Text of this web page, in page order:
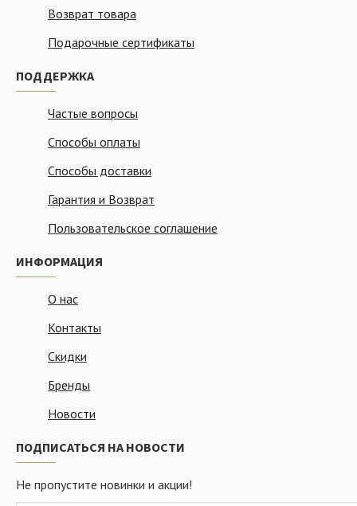
Возврат товара
Подарочные сертификаты
ПОДДЕРЖКА
Частые вопросы
Способы оплаты
Способы доставки
Гарантия и Возврат
Пользовательское соглашение
ИНФОРМАЦИЯ
О нас
Контакты
Скидки
Бренды
Новости
ПОДПИСАТЬСЯ НА НОВОСТИ
Не пропустите новинки и акции!